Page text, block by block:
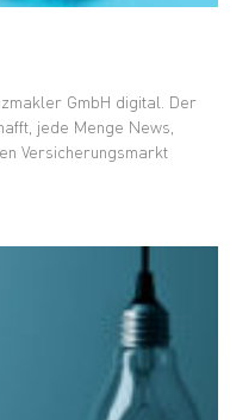
GmbH digital. Der
jede Menge News,
Versicherungsmarkt